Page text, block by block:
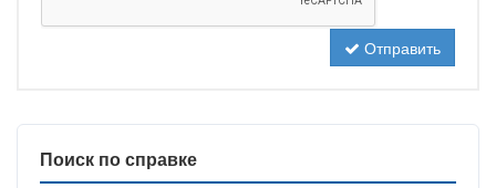
Отправить
Поиск по справке